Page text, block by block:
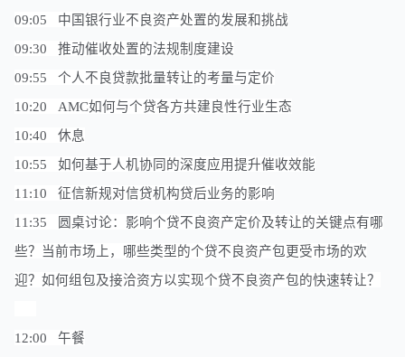
09:05 中国银行业不良资产处置的发展和挑战
09:30 推动催收处置的法规制度建设
09:55 个人不良贷款批量转让的考量与定价
10:20 AMC如何与个贷各方共建良性行业生态
10:40 休息
10:55 如何基于人机协同的深度应用提升催收效能
11:10 征信新规对信贷机构贷后业务的影响
11:35
圆桌讨论：影响个贷不良资产定价及转让的关键点有哪
些？当前市场上，哪些类型的个贷不良资产包更受市场的欢
迎？如何组包及接洽资方以实现个贷不良资产包的快速转让？
12:00 午餐